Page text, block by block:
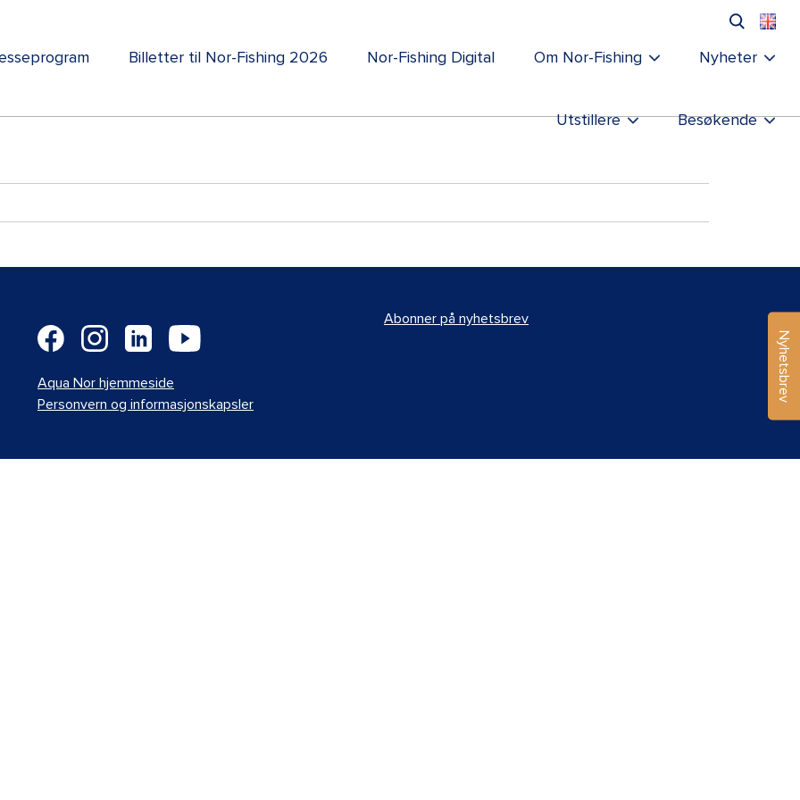
Billetter til Nor-Fishing 2026 Nor-Fishing Digital Om Nor-Fishing Nyheter
Utstillere Besøkende
Nyhetsbrev
Aqua Nor hjemmeside
Personvern og informasjonskapsler
Abonner på nyhetsbrev